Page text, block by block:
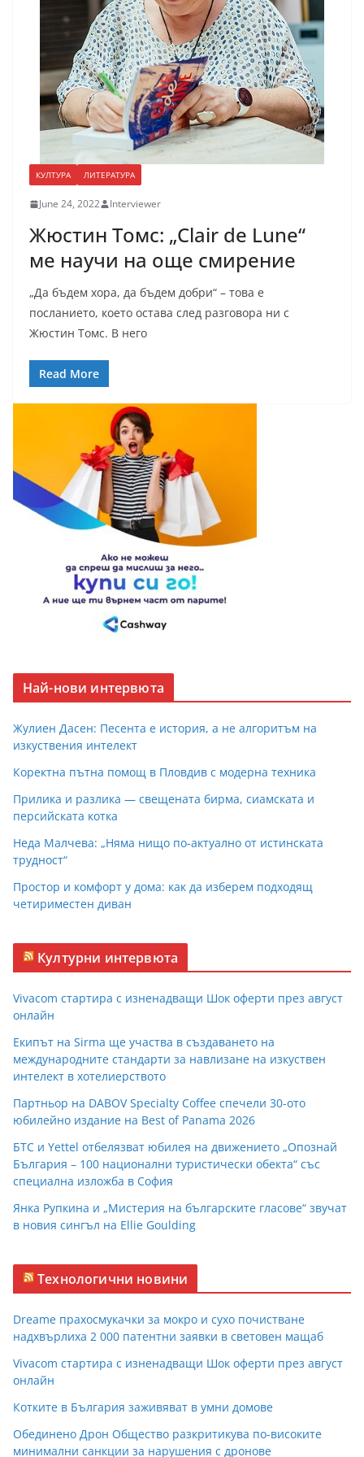
КУЛТУРА ЛИТЕРАТУРА
June 24, 2022 Interviewer
Жюстин Томс: „Clair de Lune“
ме научи на още смирение
„Да бъдем хора, да бъдем добри“ – това е
посланието, което остава след разговора ни с
Жюстин Томс. В него
Read More
Най-нови интервюта
Жулиен Дасен: Песента е история, а не алгоритъм на
изкуствения интелект
Коректна пътна помощ в Пловдив с модерна техника
Прилика и разлика — свещената бирма, сиамската и
персийската котка
Неда Малчева: „Няма нищо по-актуално от истинската
трудност“
Простор и комфорт у дома: как да изберем подходящ
четириместен диван
Културни интервюта
Vivacom стартира с изненадващи Шок оферти през август
онлайн
Екипът на Sirma ще участва в създаването на
международните стандарти за навлизане на изкуствен
интелект в хотелиерството
Партньор на DABOV Specialty Coffee спечели 30-ото
юбилейно издание на Best of Panama 2026
БТС и Yettel отбелязват юбилея на движението „Опознай
България – 100 национални туристически обекта“ със
специална изложба в София
Янка Рупкина и „Мистерия на българските гласове“ звучат
в новия сингъл на Ellie Goulding
Технологични новини
Dreame прахосмукачки за мокро и сухо почистване
надхвърлиха 2 000 патентни заявки в световен мащаб
Vivacom стартира с изненадващи Шок оферти през август
онлайн
Котките в България заживяват в умни домове
Обединено Дрон Общество разкритикува по-високите
минимални санкции за нарушения с дронове